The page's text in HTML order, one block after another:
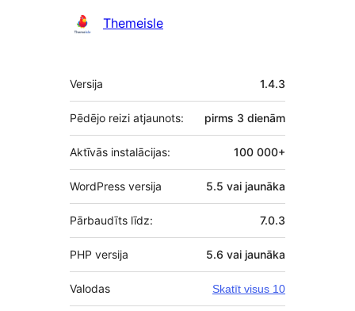
Līdzdalībnieki
Themeisle
Meta
Versija 1.4.3
Pēdējo reizi atjaunots: pirms 3 dienām
Aktīvās instalācijas: 100 000+
WordPress versija 5.5 vai jaunāka
Pārbaudīts līdz: 7.0.3
PHP versija 5.6 vai jaunāka
Valodas Skatīt visus 10